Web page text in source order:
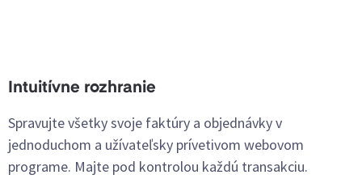
Intuitívne rozhranie
Spravujte všetky svoje faktúry a objednávky v
jednoduchom a užívateľsky prívetivom webovom
programe. Majte pod kontrolou každú transakciu.